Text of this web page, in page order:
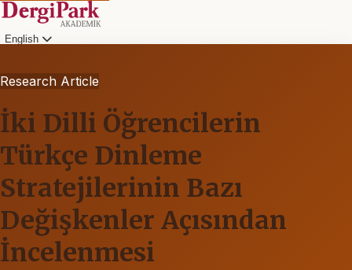
English
Research Article
İki Dilli Öğrencilerin
Türkçe Dinleme
Stratejilerinin Bazı
Değişkenler Açısından
İncelenmesi